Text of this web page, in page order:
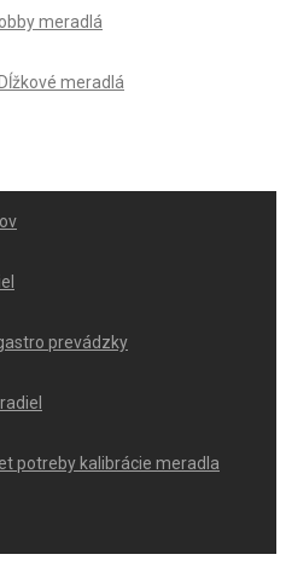
meradlá
Dĺžkové meradlá
prevádzky
potreby kalibrácie meradla